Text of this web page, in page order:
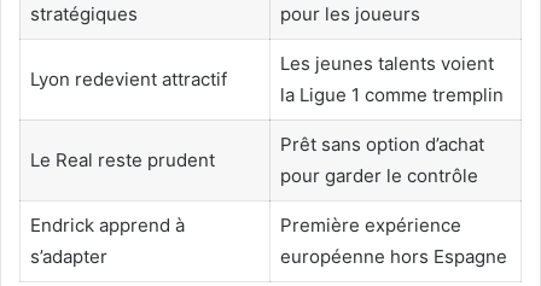
stratégiques
pour les joueurs
Lyon redevient attractif
Les jeunes talents voient
la Ligue 1 comme tremplin
Le Real reste prudent
Prêt sans option d’achat
pour garder le contrôle
Endrick apprend à
s’adapter
Première expérience
européenne hors Espagne